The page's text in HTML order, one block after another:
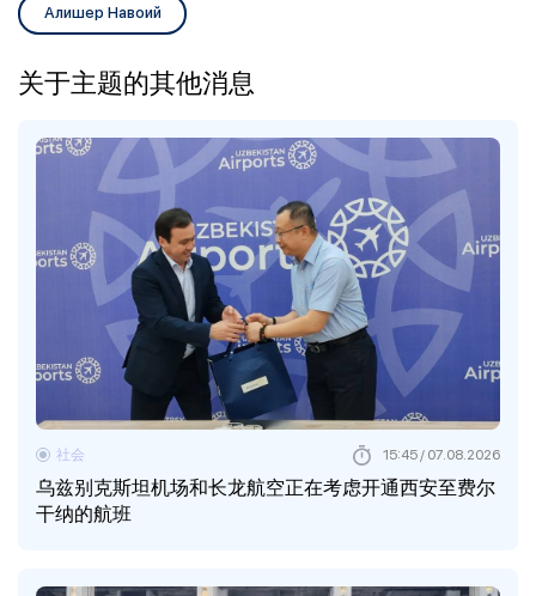
Алишер Навоий
关于主题的其他消息
乌兹别克斯坦机场和长龙航空正在考虑开通西安至费尔
干纳的航班
社会 15:45 / 07.08.2026